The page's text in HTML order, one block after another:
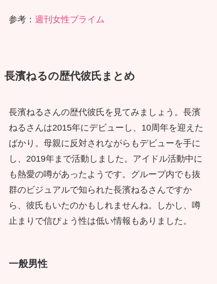
参考： 週刊女性プライム
長濱ねるの歴代彼氏まとめ
長濱ねるさんの歴代彼氏を見てみましょう。長濱
ねるさんは2015年にデビューし、10周年を迎えた
ばかり。母親に反対されながらもデビューを手に
し、2019年まで活動しました。アイドル活動中に
も熱愛の噂があったようです。グループ内でも抜
群のビジュアルで知られた長濱ねるさんですか
ら、彼氏もいたのかもしれませんね。しかし、噂
止まりで信ぴょう性は低い情報もありました。
一般男性